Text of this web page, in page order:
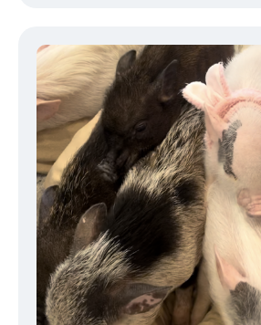
しやすい支社です。 様々な趣味をもったヲタクがいますので池袋支
社はとっても楽しい支社です。 何気ない平日の仕事帰り時間を ぜひ
ヲタクというかけがえない時間に変えましょう